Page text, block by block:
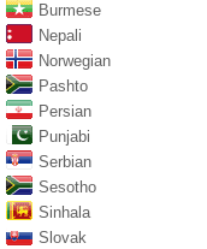
Burmese
Nepali
Norwegian
Pashto
Persian
Punjabi
Serbian
Sesotho
Sinhala
Slovak